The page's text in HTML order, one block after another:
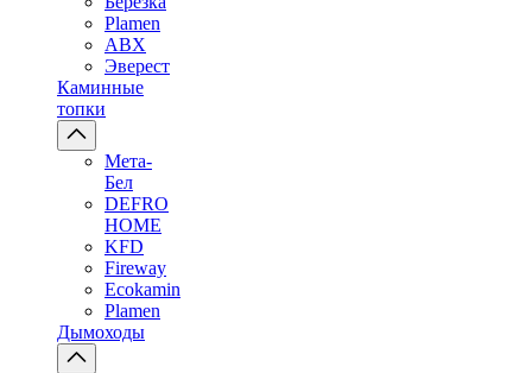
Plamen
ABX
Эверест
Каминные
топки
Мета-
Бел
DEFRO
HOME
KFD
Fireway
Ecokamin
Plamen
Дымоходы